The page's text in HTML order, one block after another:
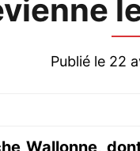
Publié le 22
Wallonne,